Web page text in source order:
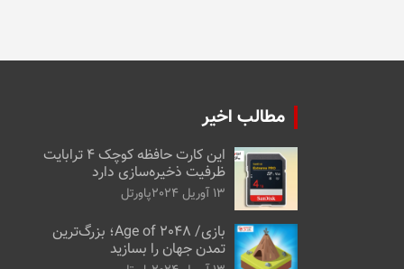
مطالب اخیر
این کارت حافظه کوچک ۴ ترابایت
ظرفیت ذخیره‌سازی دارد
13 آوریل 2024 پاورتل
بازی/ Age of 2048؛ بزرگ‌ترین
تمدن جهان را بسازید